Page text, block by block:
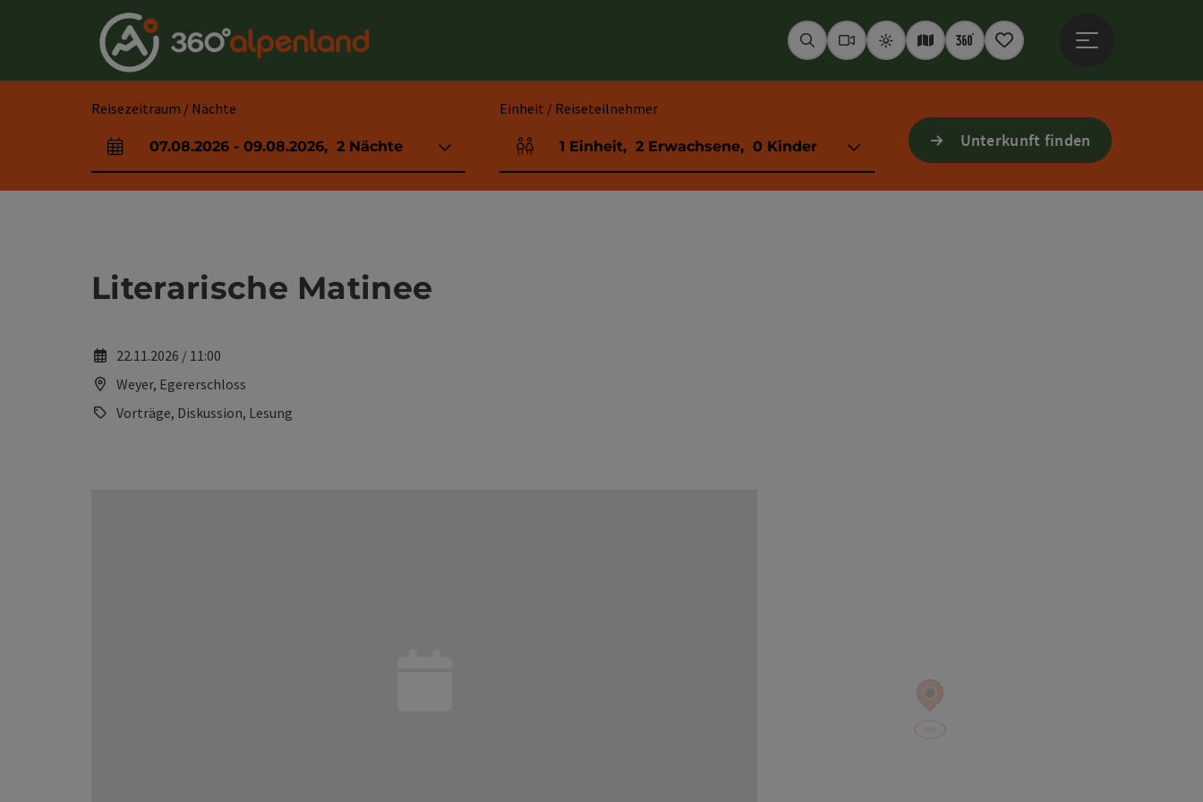
Accesskey
[0]
Zur NavigationAccesskey
[1]
Zum Seitenanfang[2]
Zur Kontaktseite Accesskey
[3]
Accesskey
[4]
Zum ImpressumAccesskey
[5]
Zu den Hinweisen zur Bedienung der Website
Zur StartseiteAccesskey
[7]
SuchenWebcams
WetterInteraktive Karte
360° Panoramen
Merkzettel
Reisezeitraum / Nächte
An- und Abreisefelder
07.08.2026 - 09.08.2026, 2 Nächte
Einheit / Reiseteilnehmer
Einheitenanzahl und Personenfelder
1 Einheit, 2 Erwachsene, 0 Kinder Unterkunft finden
Literarische Matinee
22.11.2026 / 11:00
Weyer, Egererschloss
Vorträge, Diskussion, Lesung